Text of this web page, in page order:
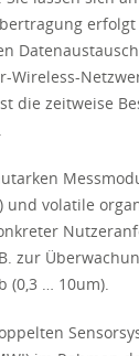
erfolgt
Wireless-
die zeitweise
volatile
zur
(0,3 … 10um).